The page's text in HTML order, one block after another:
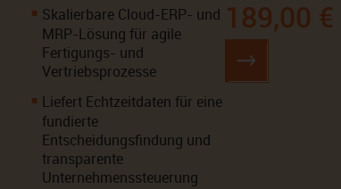
Skalierbare Cloud-ERP- und
MRP-Lösung für agile
Fertigungs- und
Vertriebsprozesse
Liefert Echtzeitdaten für eine
fundierte
Entscheidungsfindung und
transparente
Unternehmenssteuerung
189,00 €